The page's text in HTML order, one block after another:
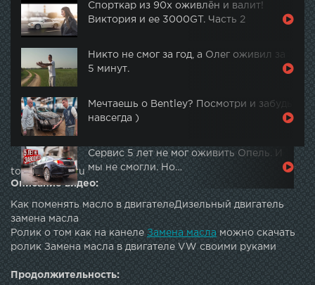
Спорткар из 90х оживлён и валит!
Виктория и ее 3000GT. Часть 2
Никто не смог за год, а Олег оживил за
5 минут.
Мечтаешь о Bentley? Посмотри и забудь
навсегда )
Сервис 5 лет не мог оживить Опель. И
мы не смогли. Но…
topautotube.ru
Описание видео:
Как поменять масло в двигателеДизельный двигатель
замена масла
Ролик о том как на канелеЗамена масламожно скачать
ролик Замена масла в двигателе VW своими руками
Продолжительность: